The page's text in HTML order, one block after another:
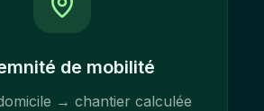
de mobilité
→ chantier calculée